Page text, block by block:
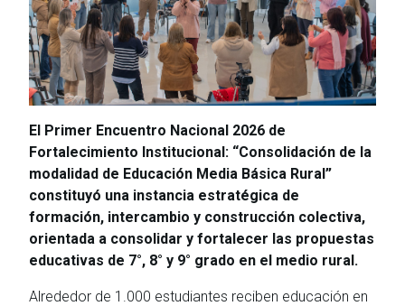
El Primer Encuentro Nacional 2026 de
Fortalecimiento Institucional: “Consolidación de la
modalidad de Educación Media Básica Rural”
constituyó una instancia estratégica de
formación, intercambio y construcción colectiva,
orientada a consolidar y fortalecer las propuestas
educativas de 7°, 8° y 9° grado en el medio rural.
Alrededor de 1.000 estudiantes reciben educación en